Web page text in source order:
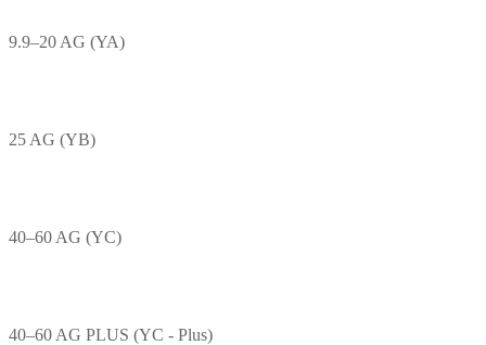
9.9–20 AG (YA)
25 AG (YB)
40–60 AG (YC)
40–60 AG PLUS (YC - Plus)